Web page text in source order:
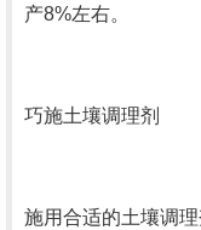
产8%左右。
巧施土壤调理剂
施用合适的土壤调